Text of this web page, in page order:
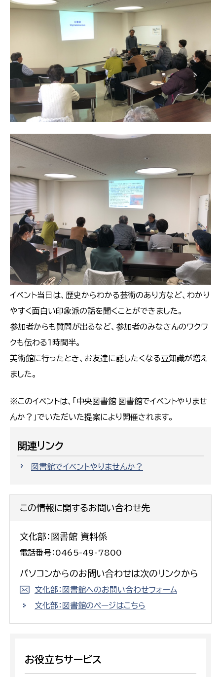
イベント当日は、歴史からわかる芸術のあり方など、わかり
やすく面白い印象派の話を聞くことができました。
参加者からも質問が出るなど、参加者のみなさんのワクワ
クも伝わる１時間半。
美術館に行ったとき、お友達に話したくなる豆知識が増え
ました。
※このイベントは、「中央図書館 図書館でイベントやりませ
んか？」でいただいた提案により開催されます。
関連リンク
図書館でイベントやりませんか？
この情報に関するお問い合わせ先
文化部：図書館 資料係
電話番号：0465-49-7800
パソコンからのお問い合わせは次のリンクから
文化部：図書館へのお問い合わせフォーム
文化部：図書館のページはこちら
お役立ちサービス